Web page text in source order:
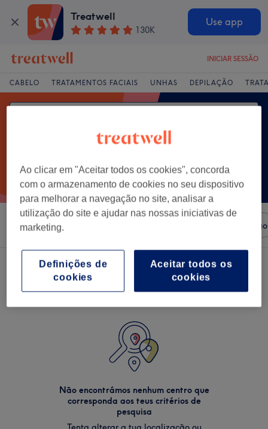
Treatwell
130K
Use app
INICIAR SESSÃO
CABELO TRATAMENTOS FACIAIS UNHAS DEPILAÇÃO
Ordenar por Classificação
Não encontrámos nenhum centro que
corresponda aos teus critérios de
pesquisa
Ao clicar em "Aceitar todos os cookies", concorda
com o armazenamento de cookies no seu dispositivo
para melhorar a navegação no site, analisar a
utilização do site e ajudar nas nossas iniciativas de
marketing.
Aceitar todos os
cookies
Definições de
cookies